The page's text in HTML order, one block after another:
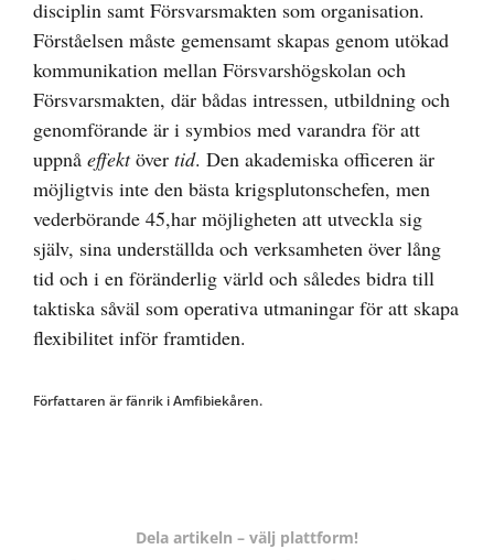
disciplin samt Försvarsmakten som organisation.
Förståelsen måste gemensamt skapas genom utökad
kommunikation mellan Försvarshögskolan och
Försvarsmakten, där bådas intressen, utbildning och
genomförande är i symbios med varandra för att
uppnå effektöver tid. Den akademiska officeren är
möjligtvis inte den bästa krigsplutonschefen, men
vederbörande 45,har möjligheten att utveckla sig
själv, sina underställda och verksamheten över lång
tid och i en föränderlig värld och således bidra till
taktiska såväl som operativa utmaningar för att skapa
flexibilitet inför framtiden.
Författaren är fänrik i Amfibiekåren.
Dela artikeln – välj plattform!